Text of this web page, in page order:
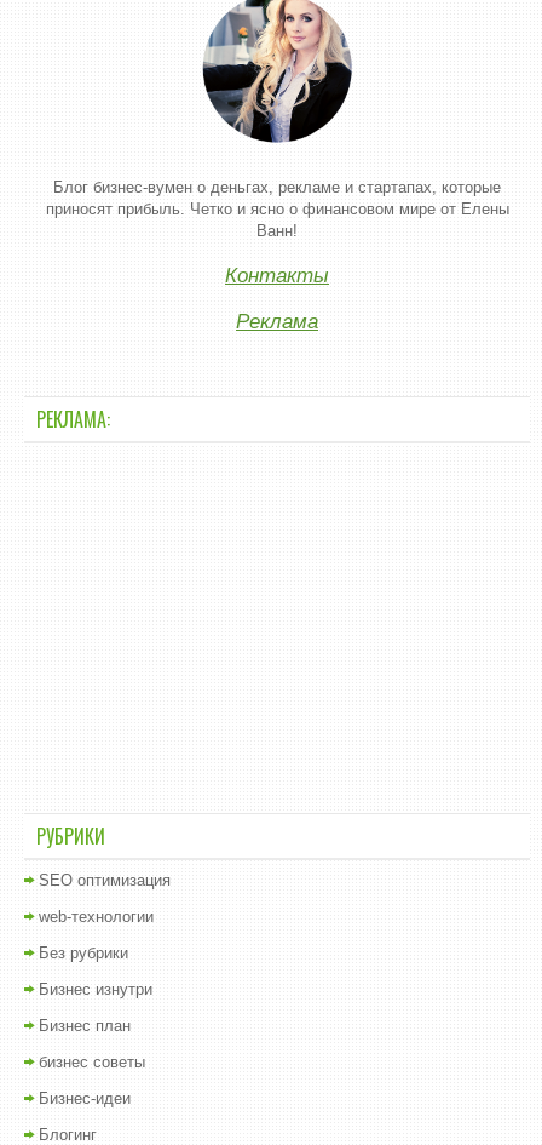
Блог бизнес-вумен о деньгах, рекламе и стартапах, которые
приносят прибыль. Четко и ясно о финансовом мире от Елены
Ванн!
Контакты
Реклама
РЕКЛАМА:
РУБРИКИ
SEO оптимизация
web-технологии
Без рубрики
Бизнес изнутри
Бизнес план
бизнес советы
Бизнес-идеи
Блогинг